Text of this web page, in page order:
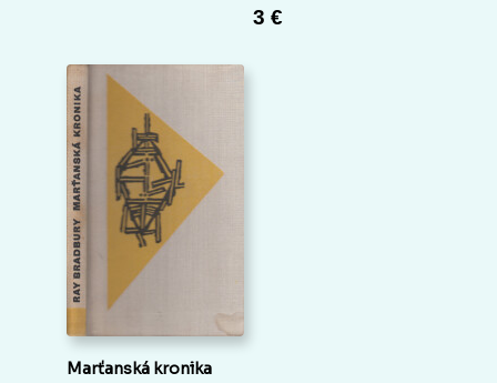
3 €
Marťanská kronika